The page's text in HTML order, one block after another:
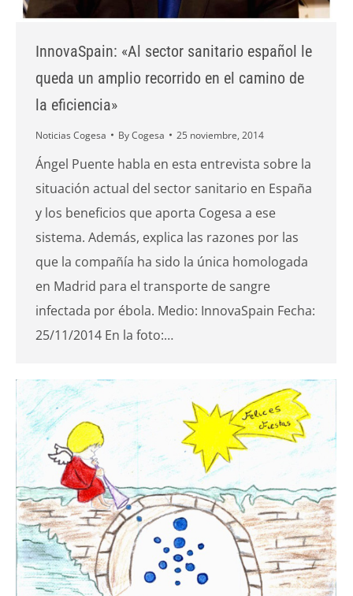
InnovaSpain: «Al sector sanitario español le
queda un amplio recorrido en el camino de
la eficiencia»
Noticias Cogesa ByCogesa 25 noviembre, 2014
Ángel Puente habla en esta entrevista sobre la
situación actual del sector sanitario en España
y los beneficios que aporta Cogesa a ese
sistema. Además, explica las razones por las
que la compañía ha sido la única homologada
en Madrid para el transporte de sangre
infectada por ébola. Medio: InnovaSpain Fecha:
25/11/2014 En la foto:…